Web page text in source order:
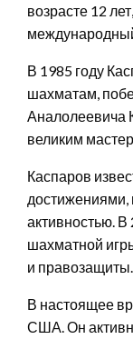
возрасте 12
В 1985 году
шахматам,
Аналолеевича
великим
Каспаров
достижениями,
активностью.
шахматной
и правозащиты.
В настоящее
США. Он